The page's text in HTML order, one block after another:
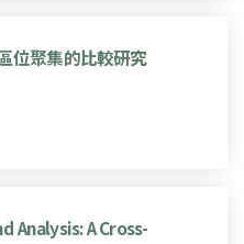
位聚集的比較研究
Analysis: A Cross-